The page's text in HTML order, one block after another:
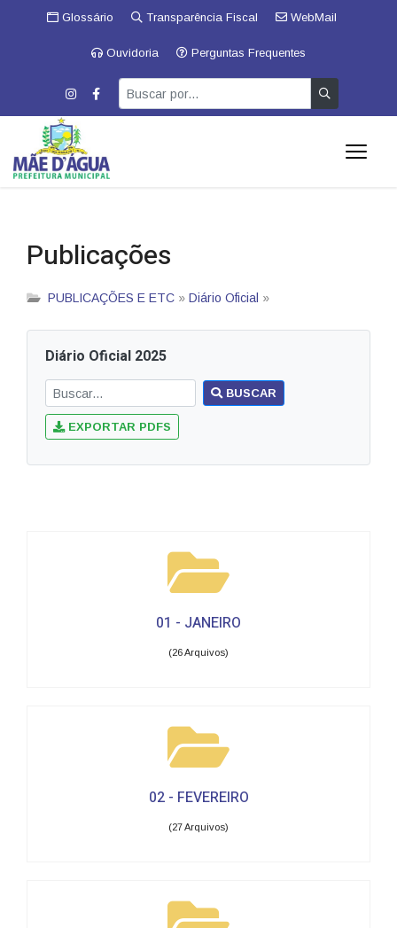
Glossário Transparência Fiscal WebMail
Ouvidoria Perguntas Frequentes
Publicações
PUBLICAÇÕES E ETC » Diário Oficial »
Diário Oficial 2025
BUSCAR
EXPORTAR PDFS
01 - JANEIRO
(26 Arquivos)
02 - FEVEREIRO
(27 Arquivos)